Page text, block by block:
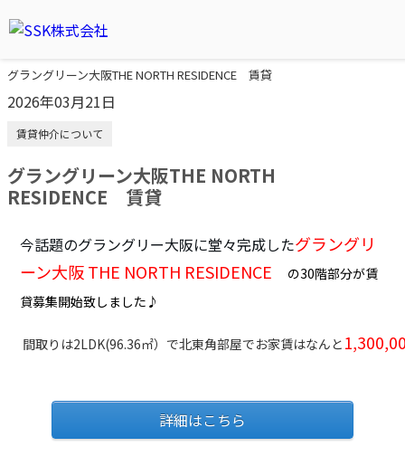
グラングリーン大阪THE NORTH RESIDENCE 賃貸
2026年03月21日
賃貸仲介について
グラングリーン大阪THE NORTH
RESIDENCE 賃貸
今話題のグラングリー大阪に堂々完成したグラングリ
ーン大阪 THE NORTH RESIDENCE
の30階部分が賃
貸募集開始致しました♪
間取りは2LDK(96.36㎡）で北東角部屋でお家賃はなんと
詳細はこちら